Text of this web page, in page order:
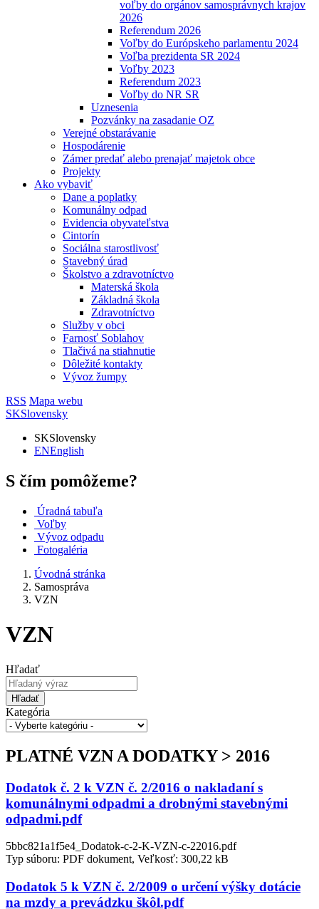
voľby do orgánov samosprávnych krajov
2026
Referendum 2026
Voľby do Európskeho parlamentu 2024
Voľba prezidenta SR 2024
Voľby 2023
Referendum 2023
Voľby do NR SR
Uznesenia
Pozvánky na zasadanie OZ
Verejné obstarávanie
Hospodárenie
Zámer predať alebo prenajať majetok obce
Projekty
Ako vybaviť
Dane a poplatky
Komunálny odpad
Evidencia obyvateľstva
Cintorín
Sociálna starostlivosť
Stavebný úrad
Školstvo a zdravotníctvo
Materská škola
Základná škola
Zdravotníctvo
Služby v obci
Farnosť Soblahov
Tlačivá na stiahnutie
Dôležité kontakty
Vývoz žumpy
RSS Mapa webu
SKSlovensky
SKSlovensky
ENEnglish
S čím pomôžeme?
Úradná tabuľa
Voľby
Vývoz odpadu
Fotogaléria
Úvodná stránka
Samospráva
VZN
VZN
Hľadať
Hľadať
Kategória
PLATNÉ VZN A DODATKY > 2016
Dodatok č. 2 k VZN č. 2/2016 o nakladaní s
komunálnymi odpadmi a drobnými stavebnými
odpadmi.pdf
5bbc821a1f5e4_Dodatok-c-2-K-VZN-c-22016.pdf
Typ súboru: PDF dokument, Veľkosť: 300,22 kB
Dodatok 5 k VZN č. 2/2009 o určení výšky dotácie
na mzdy a prevádzku škôl.pdf